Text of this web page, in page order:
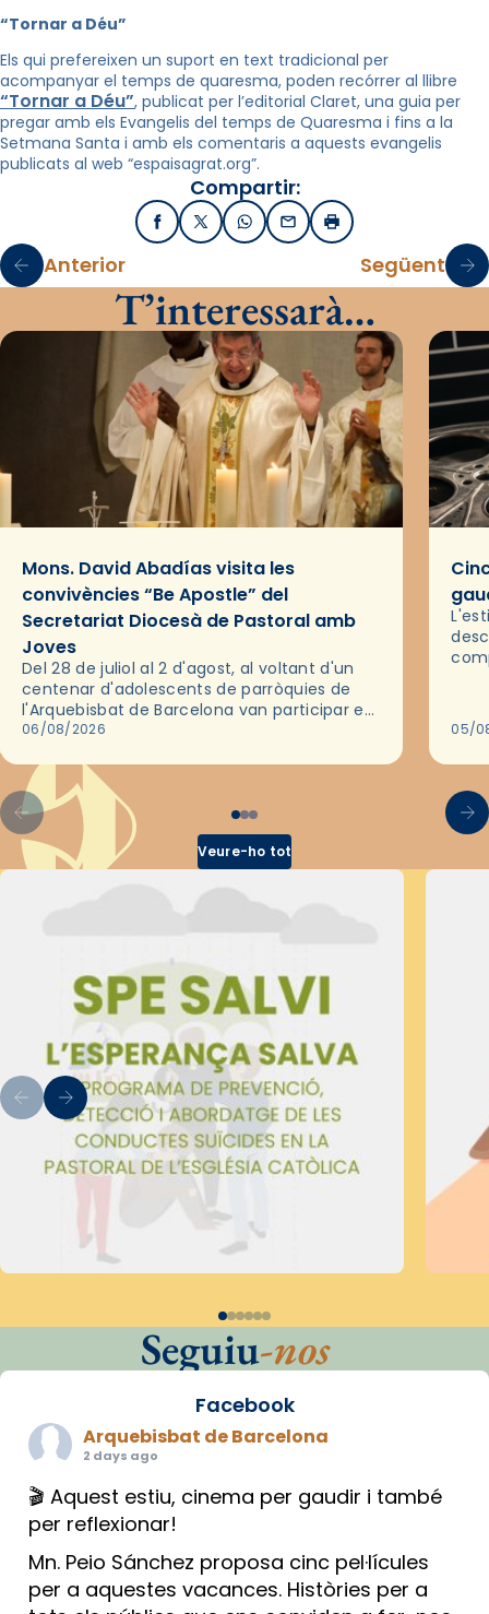
“Tornar a Déu”
Els qui prefereixen un suport en text tradicional per
acompanyar el temps de quaresma, poden recórrer al llibre
“Tornar a Déu”, publicat per l’editorial Claret, una guia per
pregar amb els Evangelis del temps de Quaresma i fins a la
Setmana Santa i amb els comentaris a aquests evangelis
publicats al web “espaisagrat.org”.
Compartir:
FacebookX / TwitterWhatsApp
EmailImprimir
Anterior Següent
T’interessarà…
Mons. David Abadías visita les
convivències “Be Apostle” del
Secretariat Diocesà de Pastoral amb
Joves
Del 28 de juliol al 2 d'agost, al voltant d'un
centenar d'adolescents de parròquies de
l'Arquebisbat de Barcelona van participar en
les convivències Be Apostle, organitzades
06/08/2026 05/
Veure-ho tot
Seguiu-nos
Facebook
Arquebisbat de Barcelona
2 days ago
🎬 Aquest estiu, cinema per gaudir i també
per reflexionar!
Mn. Peio Sánchez proposa cinc pel·lícules
per a aquestes vacances. Històries per a